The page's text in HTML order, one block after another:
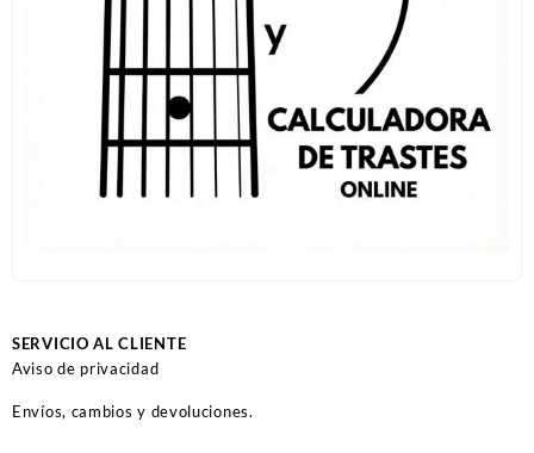
SERVICIO AL CLIENTE
Aviso de privacidad
Envíos, cambios y devoluciones.